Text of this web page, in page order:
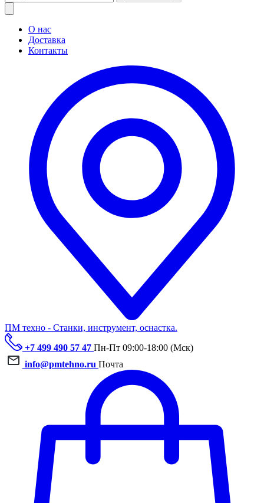
О нас
Доставка
Контакты
ПМ техно - Станки, инструмент, оснастка.
+7 499 490 57 47 Пн-Пт 09:00-18:00 (Мск)
info@pmtehno.ru Почта